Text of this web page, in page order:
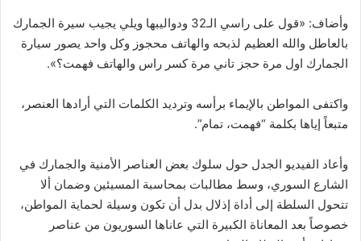
وأضاف: «قول على راسي الـ32 ودواليبها ويلي يجيب سيرة الجمارك
بالعاطل والله العظيم لذبحه والهاتف محجوز وكل واحد يصور سيارة
الجمارك اول مرة حجز تاني مرة كسر راس والهاتف فهمت؟».
واكتفى المواطن بالإيماء برأسه وترديد الكلمات التي أرادها العنصر،
متبعاً إياها بكلمة “فهمت، تمام”.
وأعاد الفيديو الجدل حول سلوك بعض العناصر الأمنية والجمارك في
الشارع السوري، وسط مطالبات بمحاسبة المسيئين وضمان ألا
تتحول السلطة إلى أداة إذلال بدل أن تكون وسيلة لحماية المواطن،
خصوصاً بعد المعاناة الكبيرة التي عاناها السوريون من عناصر